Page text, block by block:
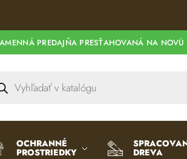
PREDAJŇA PRESŤAHOVANÁ NA NOVÚ
OCHRANNÉ
PROSTRIEDKY DREVA